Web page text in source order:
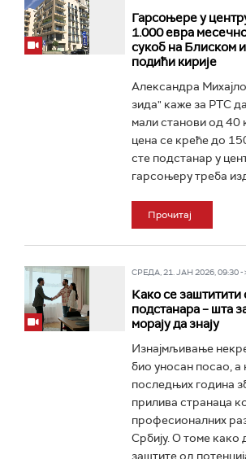
Гарсоњере у
1.000 евра
сукоб на Блиском
подићи кирије
Александра
зида" каже за РТС
мали станови од 40
цена се креће до
сте подстанар у
гарсоњеру треба
Прочитај
СРЕДА, 21. ЈАН 2026, 09:30 -
Како се заштитити
подстанара – шта
морају да знају
Изнајмљивање
био уносан посао, а
последњих година
прилива странаца
професионалних
Србију. О томе како
заштите од